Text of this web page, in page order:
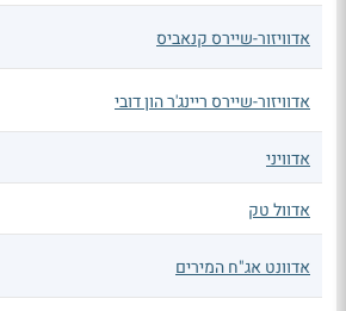
אדוויזור-שיירס קנאביס
אדוויזור-שיירס ריינג'ר הון דובי
אדוויני
אדוול טק
אדוונט אג"ח המירים